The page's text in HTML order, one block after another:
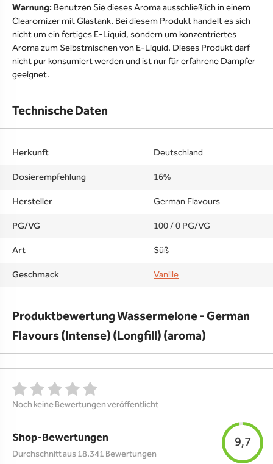
Warnung: Benutzen Sie dieses Aroma ausschließlich in einem
Clearomizer mit Glastank. Bei diesem Produkt handelt es sich
nicht um ein fertiges E-Liquid, sondern um konzentriertes
Aroma zum Selbstmischen von E-Liquid. Dieses Produkt darf
nicht pur konsumiert werden und ist nur für erfahrene Dampfer
geeignet.
Technische Daten
Herkunft
Deutschland
Dosierempfehlung
16%
Hersteller
German Flavours
PG/VG
100 / 0 PG/VG
Art
Süß
Geschmack
Vanille
Produktbewertung Wassermelone - German
Flavours (Intense) (Longfill) (aroma)
Noch keine Bewertungen veröffentlicht
Shop-Bewertungen
Durchschnitt aus 18.341 Bewertungen
9,7